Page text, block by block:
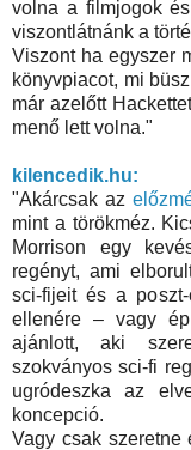
volna a filmjogok
viszontlátnánk a
Viszont ha egyszer
könyvpiacot, mi
már azelőtt
menő lett volna."
kilencedik.hu:
"Akárcsak az
mint a törökméz.
Morrison egy
regényt, ami
sci-fijeit és a
ellenére – vagy
ajánlott, aki
szokványos sci-fi
ugródeszka az
koncepció.
Vagy csak szeretne